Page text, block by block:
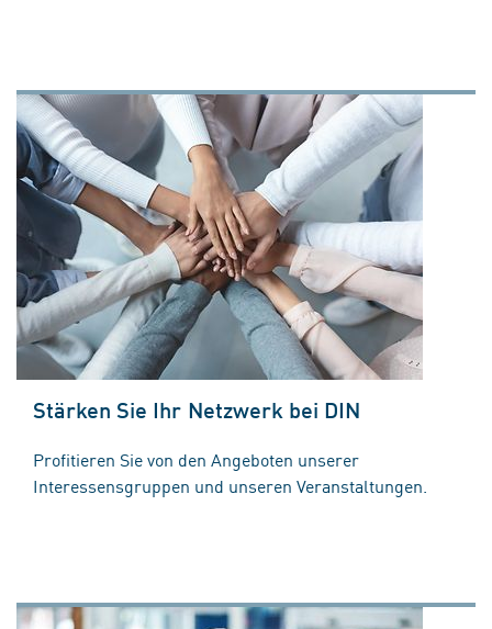
Stärken Sie Ihr Netzwerk bei DIN
Profitieren Sie von den Angeboten unserer
Interessensgruppen und unseren Veranstaltungen.